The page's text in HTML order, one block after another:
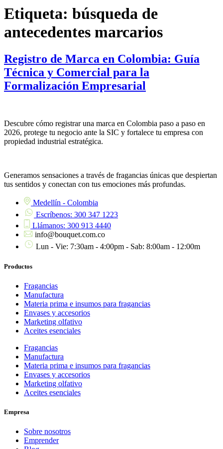
Etiqueta: búsqueda de
antecedentes marcarios
Registro de Marca en Colombia: Guía
Técnica y Comercial para la
Formalización Empresarial
Descubre cómo registrar una marca en Colombia paso a paso en
2026, protege tu negocio ante la SIC y fortalece tu empresa con
propiedad industrial estratégica.
Generamos sensaciones a través de fragancias únicas que despiertan
tus sentidos y conectan con tus emociones más profundas.
Medellín - Colombia
Escríbenos: 300 347 1223
Llámanos: 300 913 4440
info@bouquet.com.co
Lun - Vie: 7:30am - 4:00pm - Sab: 8:00am - 12:00m
Productos
Fragancias
Manufactura
Materia prima e insumos para fragancias
Envases y accesorios
Marketing olfativo
Aceites esenciales
Fragancias
Manufactura
Materia prima e insumos para fragancias
Envases y accesorios
Marketing olfativo
Aceites esenciales
Empresa
Sobre nosotros
Emprender